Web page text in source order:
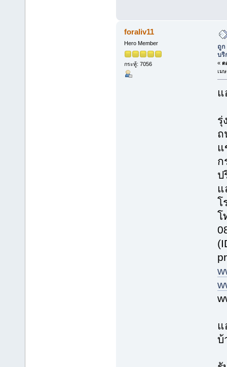
foraliv11
Hero Member
กระทู้: 7056
ถูก
บริ
« ต
เม
แ
รุ่
ถ
แ
ก
ป
แ
โ
โ
แ
บ้